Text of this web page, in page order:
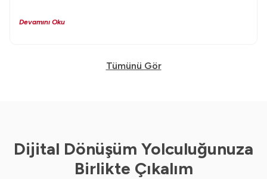
Devamını Oku
Tümünü Gör
Dijital Dönüşüm Yolculuğunuza
Birlikte Çıkalım